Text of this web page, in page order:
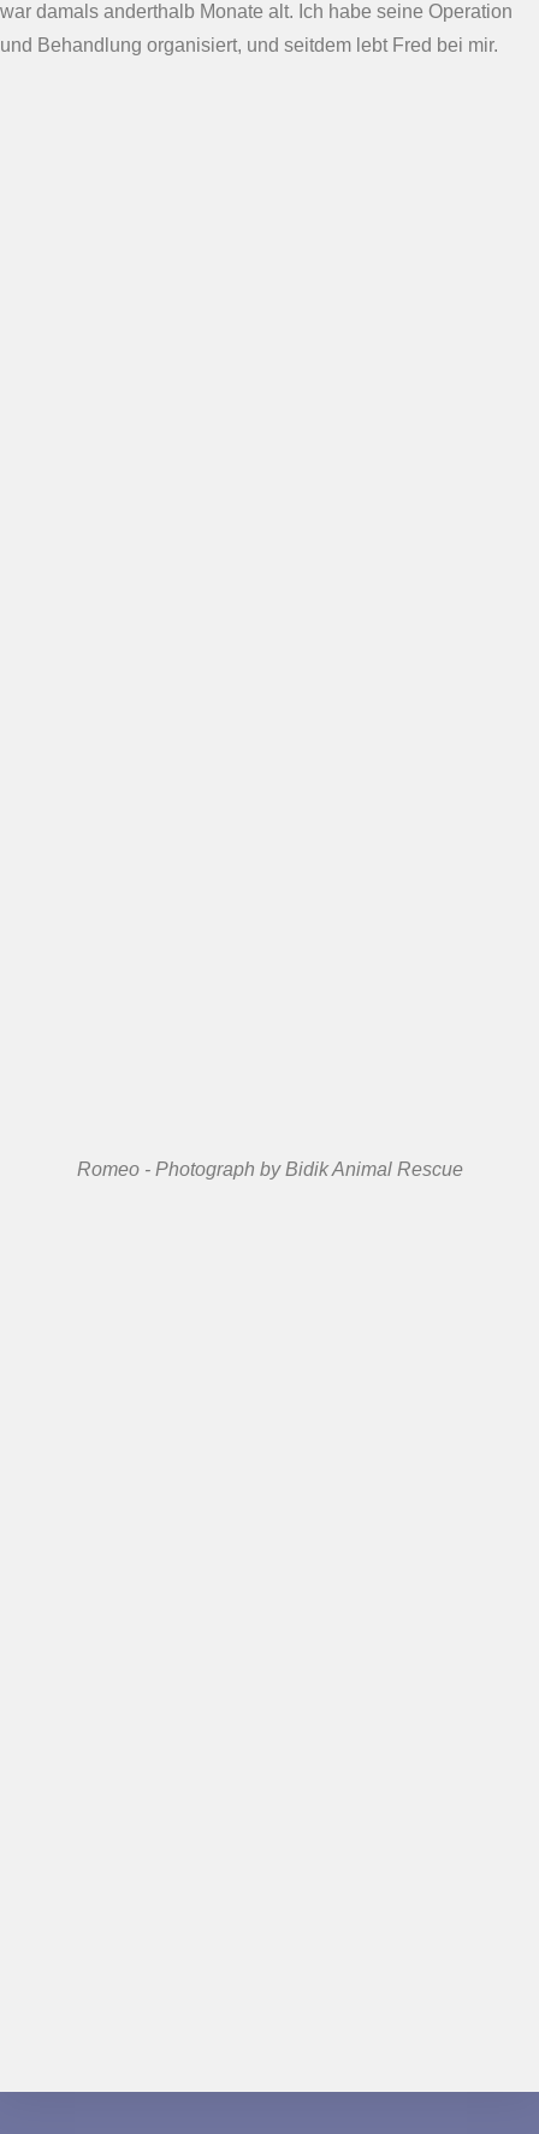
war damals anderthalb Monate alt. Ich habe seine Operation
und Behandlung organisiert, und seitdem lebt Fred bei mir.
Romeo - Photograph by Bidik Animal Rescue